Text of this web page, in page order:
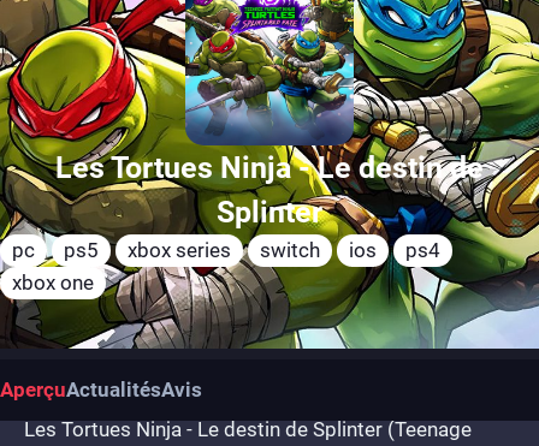
Les Tortues Ninja - Le destin de
Splinter
pc ps5 xbox series switch ios
ps4
xbox one
AperçuActualitésAvis
Les Tortues Ninja - Le destin de Splinter (Teenage